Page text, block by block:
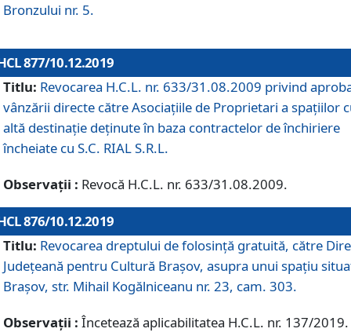
Bronzului nr. 5.
877/10.12.2019
Titlu: Revocarea H.C.L. nr. 633/31.08.2009 privind
vânzării directe către Asociațiile de Proprietari a spațiilor
altă destinație deținute în baza contractelor de închiriere
încheiate cu S.C. RIAL S.R.L.
Observații : Revocă H.C.L. nr. 633/31.08.2009.
876/10.12.2019
Titlu: Revocarea dreptului de folosinţă gratuită, către
Judeţeană pentru Cultură Braşov, asupra unui spaţiu
Braşov, str. Mihail Kogălniceanu nr. 23, cam. 303.
Observații : Încetează aplicabilitatea H.C.L. nr. 137/2019.